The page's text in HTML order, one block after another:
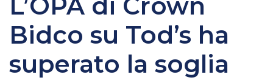
Bidco su Tod’s ha
superato la soglia